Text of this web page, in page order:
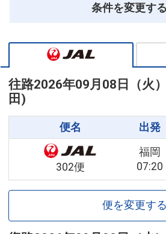
条件を変更す
往路2026年09月08日（火
田)
便名 出発
302便
福岡
07:20
便を変更する